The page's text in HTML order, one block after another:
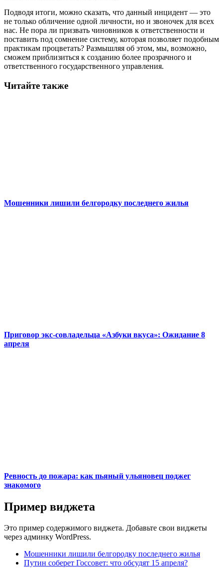
Подводя итоги, можно сказать, что данный инцидент — это
не только обличение одной личности, но и звоночек для всех
нас. Не пора ли призвать чиновников к ответственности и
поставить под сомнение систему, которая позволяет подобным
практикам процветать? Размышляя об этом, мы, возможно,
сможем приблизиться к созданию более прозрачного и
ответственного государственного управления.
Читайте также
Мошенники лишили белгородку последнего жилья
Приговор экс-совладельца «Азбуки вкуса»: Ожидание 8
апреля
Ревность до пожара: как пьяный ульяновец поджег
знакомого
Пример виджета
Это пример содержимого виджета. Добавьте свои виджеты
через админку WordPress.
Мошенники лишили белгородку последнего жилья
Путин соберет Госсовет: что обсудят 15 апреля?